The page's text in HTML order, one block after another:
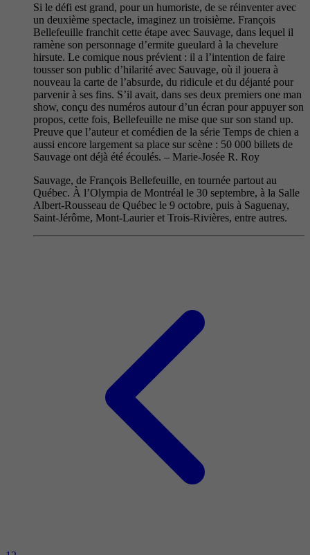
Si le défi est grand, pour un humoriste, de se réinventer avec
un deuxième spectacle, imaginez un troisième. François
Bellefeuille franchit cette étape avec Sauvage, dans lequel il
ramène son personnage d’ermite gueulard à la chevelure
hirsute. Le comique nous prévient : il a l’intention de faire
tousser son public d’hilarité avec Sauvage, où il jouera à
nouveau la carte de l’absurde, du ridicule et du déjanté pour
parvenir à ses fins. S’il avait, dans ses deux premiers one man
show, conçu des numéros autour d’un écran pour appuyer son
propos, cette fois, Bellefeuille ne mise que sur son stand up.
Preuve que l’auteur et comédien de la série Temps de chien a
aussi encore largement sa place sur scène : 50 000 billets de
Sauvage ont déjà été écoulés. – Marie-Josée R. Roy
Sauvage, de François Bellefeuille, en tournée partout au
Québec. À l’Olympia de Montréal le 30 septembre, à la Salle
Albert-Rousseau de Québec le 9 octobre, puis à Saguenay,
Saint-Jérôme, Mont-Laurier et Trois-Rivières, entre autres.